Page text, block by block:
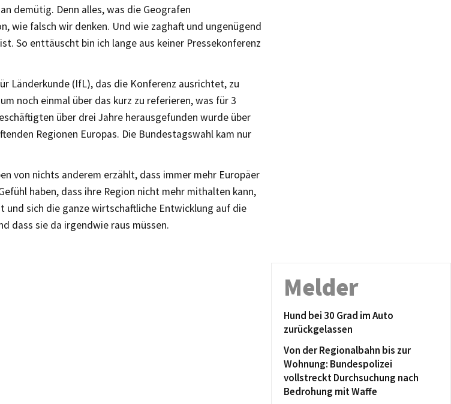
demütig. Denn alles, was die Geografen
wie falsch wir denken. Und wie zaghaft und ungenügend
So enttäuscht bin ich lange aus keiner Pressekonferenz
Länderkunde (IfL), das die Konferenz ausrichtet, zu
noch einmal über das kurz zu referieren, was für 3
über drei Jahre herausgefunden wurde über
Regionen Europas. Die Bundestagswahl kam nur
von nichts anderem erzählt, dass immer mehr Europäer
haben, dass ihre Region nicht mehr mithalten kann,
und sich die ganze wirtschaftliche Entwicklung auf die
dass sie da irgendwie raus müssen.
Melder
Hund bei 30 Grad im Auto
zurückgelassen
Von der Regionalbahn bis zur
Wohnung: Bundespolizei
vollstreckt Durchsuchung nach
Bedrohung mit Waffe